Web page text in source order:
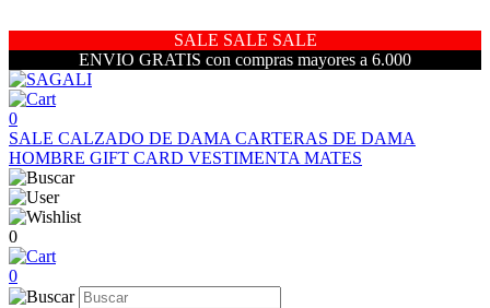
SALE SALE SALE
ENVIO GRATIS con compras mayores a 6.000
0
SALE CALZADO DE DAMA CARTERAS DE DAMA
HOMBRE GIFT CARD VESTIMENTA MATES
0
0